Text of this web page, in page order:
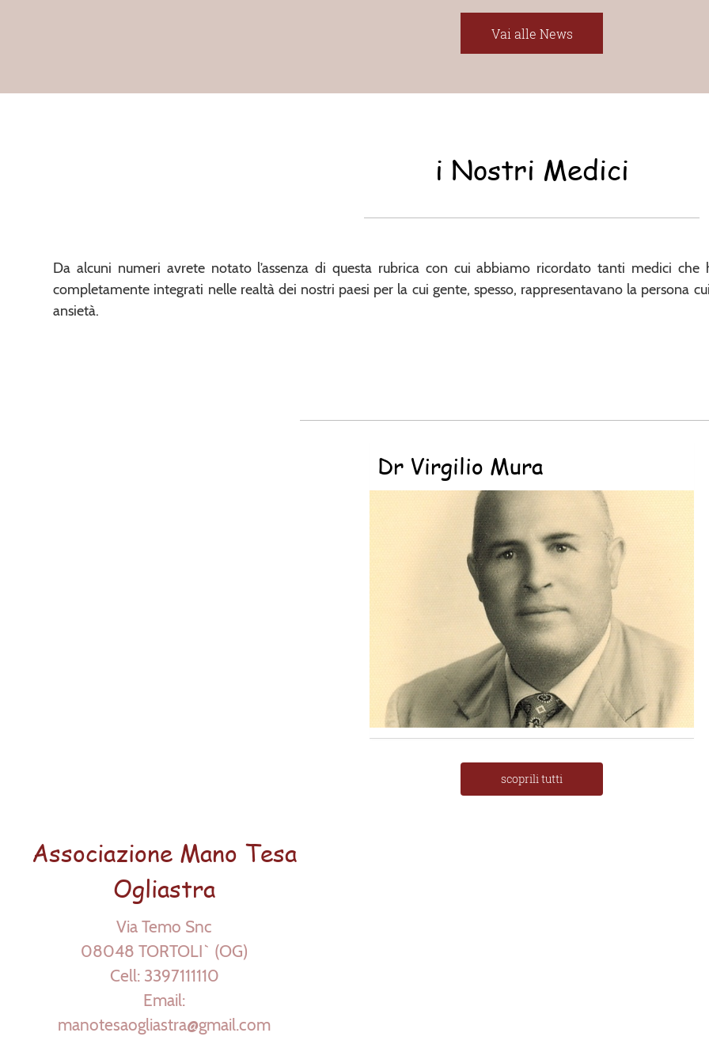
Vai alle News
i Nostri Medici
Da alcuni numeri avrete notato l’assenza di questa rubrica con cui abbiamo ricordato tanti medici che
completamente integrati nelle realtà dei nostri paesi per la cui gente, spesso, rappresentavano la persona
ansietà.
Dr Virgilio Mura
scoprili tutti
Associazione Mano Tesa
Ogliastra
Via Temo Snc
08048 TORTOLI` (OG)
Cell: 3397111110
Email:
manotesaogliastra@gmail.com